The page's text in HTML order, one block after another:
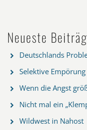
Neueste
Deutschlands
Selektive Empörung
Wenn die Angst
Nicht mal ein
Wildwest in Nahost